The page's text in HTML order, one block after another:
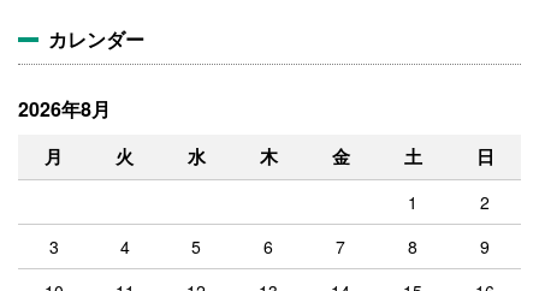
カレンダー
2026年8月
月 火 水 木 金 土 日
1
2
3
4 5 6 7 8
9